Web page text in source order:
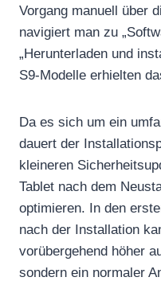
Vorgang manuell über
navigiert man zu
„Herunterladen und
S9-Modelle erhielten
Da es sich um ein
dauert der
kleineren
Tablet nach dem
optimieren. In den
nach der Installation
vorübergehend höher
sondern ein normaler